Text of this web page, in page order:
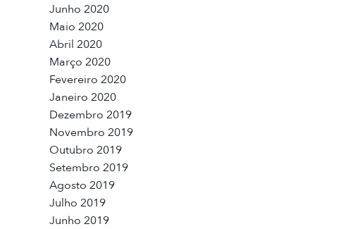
Junho 2020
Maio 2020
Abril 2020
Março 2020
Fevereiro 2020
Janeiro 2020
Dezembro 2019
Novembro 2019
Outubro 2019
Setembro 2019
Agosto 2019
Julho 2019
Junho 2019